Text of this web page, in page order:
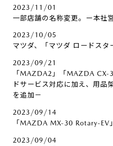
2023/11/01
一部店舗の名称変更。ー本社
2023/10/05
マツダ、「マツダ ロードスタ
2023/09/21
「MAZDA2」「MAZDA CX-
ドサービス対応に加え、用品
を追加－
2023/09/14
「MAZDA MX-30 Rotary-EV
2023/09/04